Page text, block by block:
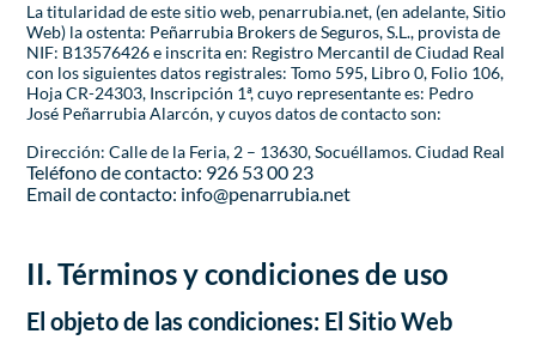
La titularidad de este sitio web, penarrubia.net, (en adelante, Sitio
Web) la ostenta: Peñarrubia Brokers de Seguros, S.L., provista de
NIF: B13576426 e inscrita en: Registro Mercantil de Ciudad Real
con los siguientes datos registrales: Tomo 595, Libro 0, Folio 106,
Hoja CR-24303, Inscripción 1ª, cuyo representante es: Pedro
José Peñarrubia Alarcón, y cuyos datos de contacto son:
Dirección: Calle de la Feria, 2 – 13630, Socuéllamos. Ciudad Real
Teléfono de contacto: 926 53 00 23
Email de contacto: info@penarrubia.net
II. Términos y condiciones de uso
El objeto de las condiciones: El Sitio Web